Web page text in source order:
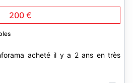
200 €
acheté il y a 2 ans en très